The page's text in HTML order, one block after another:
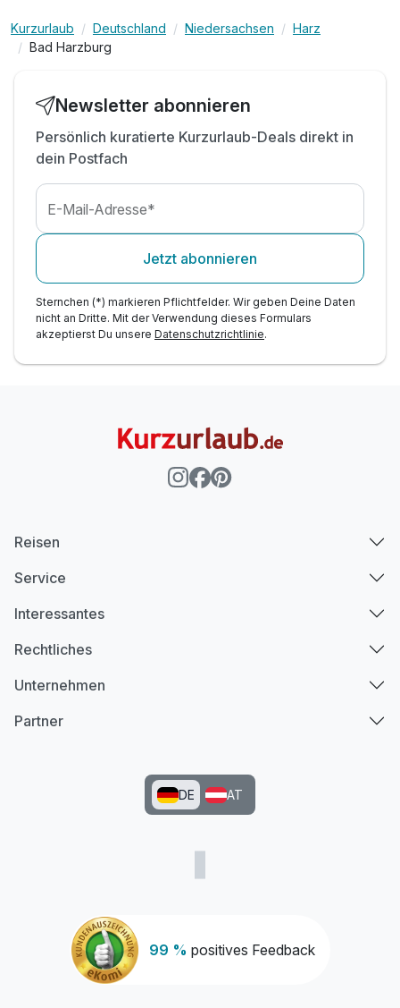
ODER: Shiro-Abhyanga - Kopfmassage (ca. 20
min.)
inkl. Nutzung unseres Wellnessbereich
inkl. kuschliger Bademantel
inkl. Parkplatz
inkl. Wlan
Kurzurlaub Deutschland Niedersachsen
Harz
Bad Harzburg
Newsletter abonnieren
Persönlich kuratierte Kurzurlaub-Deals direkt in
dein Postfach
E-Mail-Adresse*
Jetzt abonnieren
Sternchen (*) markieren Pflichtfelder. Wir geben Deine Daten
nicht an Dritte. Mit der Verwendung dieses Formulars
akzeptierst Du unsere Datenschutzrichtlinie.
99 % positives Feedback
Reisen
Service
Interessantes
Rechtliches
Unternehmen
Partner
DE AT